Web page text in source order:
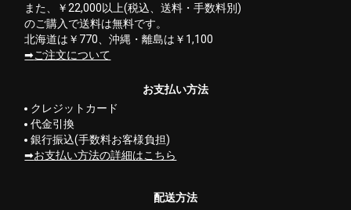
また、￥22,000以上(税込、送料・手数料別)
のご購入で送料は無料です。
北海道は￥770、沖縄・離島は￥1,100
ご注文について
お支払い方法
クレジットカード
代金引換
銀行振込(手数料お客様負担)
お支払い方法の詳細はこちら
配送方法